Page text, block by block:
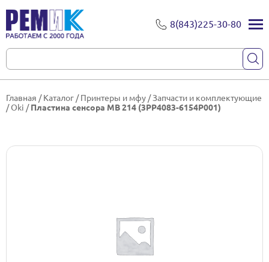
8(843)225-30-80
Главная /Каталог /Принтеры и мфу /Запчасти и комплектующие
/Oki /Пластина сенсора МВ 214 (3PP4083-6154P001)